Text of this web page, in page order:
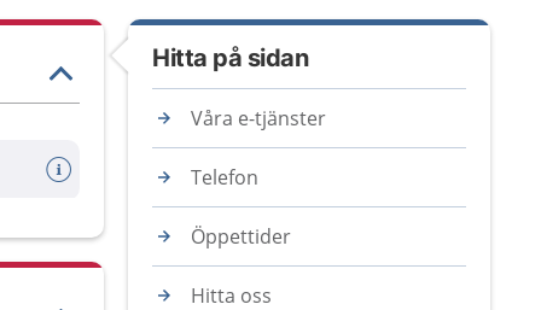
Hitta på sidan
Våra e-tjänster
Telefon
Öppettider
Hitta oss